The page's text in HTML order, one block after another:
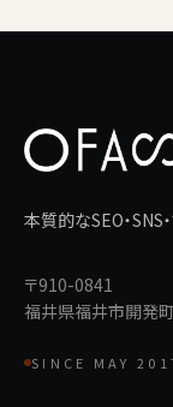
本質的なSEO・SNS
〒910-0841
福井県福井市開発
SINCE MAY